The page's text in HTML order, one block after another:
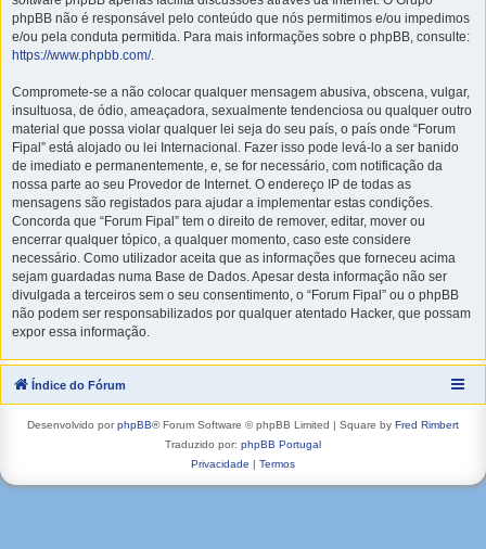
phpBB não é responsável pelo conteúdo que nós permitimos e/ou impedimos
e/ou pela conduta permitida. Para mais informações sobre o phpBB, consulte:
https://www.phpbb.com/.
Compromete-se a não colocar qualquer mensagem abusiva, obscena, vulgar,
insultuosa, de ódio, ameaçadora, sexualmente tendenciosa ou qualquer outro
material que possa violar qualquer lei seja do seu país, o país onde “Forum
Fipal” está alojado ou lei Internacional. Fazer isso pode levá-lo a ser banido
de imediato e permanentemente, e, se for necessário, com notificação da
nossa parte ao seu Provedor de Internet. O endereço IP de todas as
mensagens são registados para ajudar a implementar estas condições.
Concorda que “Forum Fipal” tem o direito de remover, editar, mover ou
encerrar qualquer tópico, a qualquer momento, caso este considere
necessário. Como utilizador aceita que as informações que forneceu acima
sejam guardadas numa Base de Dados. Apesar desta informação não ser
divulgada a terceiros sem o seu consentimento, o “Forum Fipal” ou o phpBB
não podem ser responsabilizados por qualquer atentado Hacker, que possam
expor essa informação.
Índice do Fórum
Desenvolvido porphpBB® Forum Software © phpBB Limited | Square by Fred Rimbert
Traduzido por: phpBB Portugal
Privacidade | Termos